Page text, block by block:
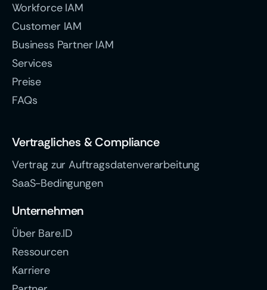
Workforce IAM
Customer IAM
Business Partner IAM
Services
Preise
FAQs
Vertragliches & Compliance
Vertrag zur Auftragsdatenverarbeitung
SaaS-Bedingungen
Unternehmen
Über Bare.ID
Ressourcen
Karriere